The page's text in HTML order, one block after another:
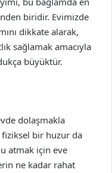
biridir. Evimizde
dikkate alarak,
sağlamak amacıyla
büyüktür.
dolaşmakla
fiziksel bir huzur da
atmak için eve
ne kadar rahat